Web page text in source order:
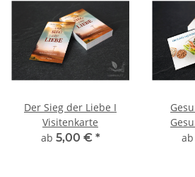
Der Sieg der Liebe I
Visitenkarte
ab 5,00 € * ab